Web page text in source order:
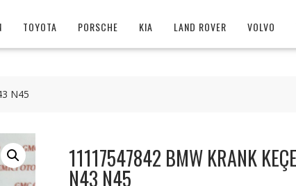
TOYOTA PORSCHE KIA LAND ROVER VOLVO
N45
11117547842 BMW KRANK
N43 N45